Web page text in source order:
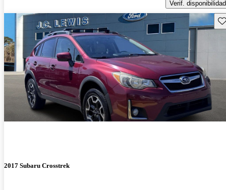
Verif. disponibilidad
2017 Subaru Crosstrek